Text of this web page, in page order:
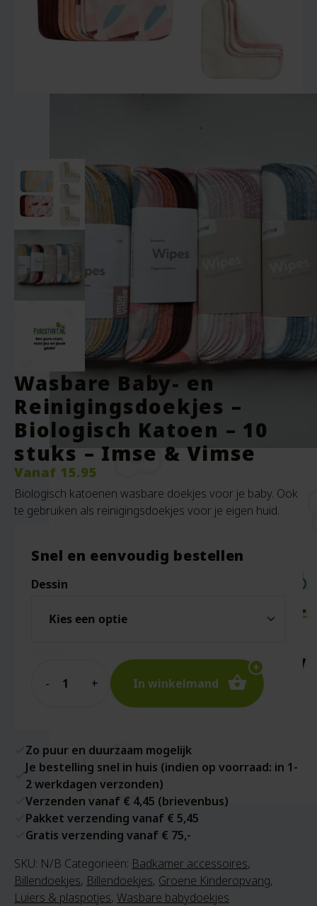
Wasbare Baby- en
Reinigingsdoekjes –
Biologisch Katoen – 10
stuks – Imse & Vimse
Vanaf 15.95
Biologisch katoenen wasbare doekjes voor je baby. Ook
te gebruiken als reinigingsdoekjes voor je eigen huid.
Snel en eenvoudig bestellen
Dessin
In winkelmand
Zo puur en duurzaam mogelijk
Je bestelling snel in huis (indien op voorraad: in 1-
2 werkdagen verzonden)
Verzenden vanaf € 4,45 (brievenbus)
Pakket verzending vanaf € 5,45
Gratis verzending vanaf € 75,-
SKU: N/B Categorieën: Badkamer accessoires,
Billendoekjes, Billendoekjes, Groene Kinderopvang,
Luiers & plaspotjes, Wasbare babydoekjes